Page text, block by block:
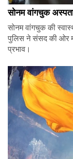
सोनम वांगचुक
सोनम वांगचुक की
पुलिस ने संसद की ओर
प्रभाव।